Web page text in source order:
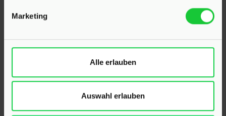
Marketing
Alle erlauben
Auswahl erlauben
Bollmoor 2
Telefon:04191 2749279
E-Mail:info@hinrichsen-immobilien.com